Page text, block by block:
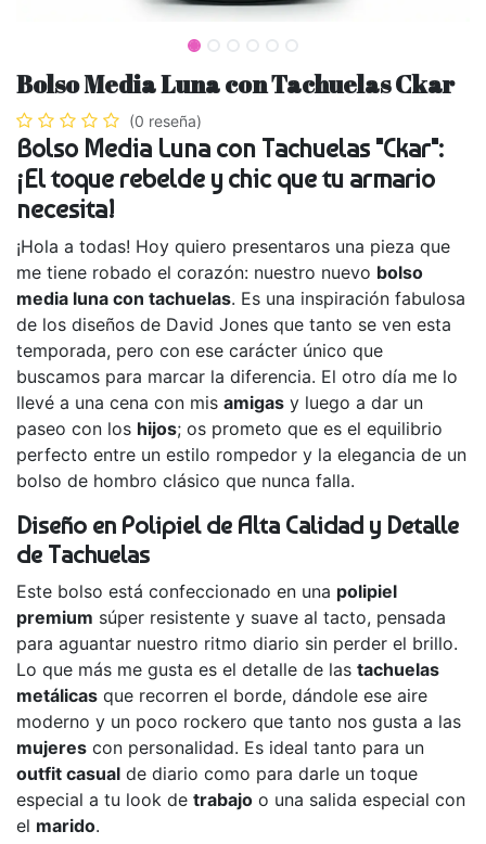
Bolso Media Luna con Tachuelas Ckar
(0 reseña)
Bolso Media Luna con Tachuelas "Ckar":
¡El toque rebelde y chic que tu armario
necesita!
¡Hola a todas! Hoy quiero presentaros una pieza que
me tiene robado el corazón: nuestro nuevo bolso
media luna con tachuelas. Es una inspiración fabulosa
de los diseños de David Jones que tanto se ven esta
temporada, pero con ese carácter único que
buscamos para marcar la diferencia. El otro día me lo
llevé a una cena con mis amigas y luego a dar un
paseo con los hijos; os prometo que es el equilibrio
perfecto entre un estilo rompedor y la elegancia de un
bolso de hombro clásico que nunca falla.
Diseño en Polipiel de Alta Calidad y Detalle
de Tachuelas
Este bolso está confeccionado en una polipiel
premium súper resistente y suave al tacto, pensada
para aguantar nuestro ritmo diario sin perder el brillo.
Lo que más me gusta es el detalle de las tachuelas
metálicas que recorren el borde, dándole ese aire
moderno y un poco rockero que tanto nos gusta a las
mujeres con personalidad. Es ideal tanto para un
outfit casual de diario como para darle un toque
especial a tu look de trabajo o una salida especial con
el marido.